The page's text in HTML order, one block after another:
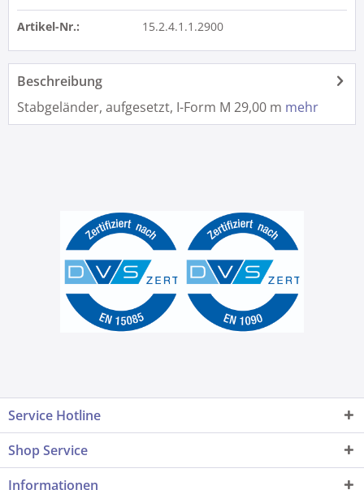
Artikel-Nr.: 15.2.4.1.1.2900
Beschreibung
Stabgeländer, aufgesetzt, I-Form M 29,00 m mehr
Service Hotline
Shop Service
Informationen